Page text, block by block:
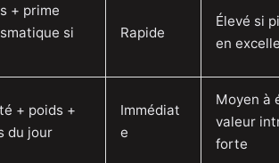
+ prime
si
Rapide
Élevé si
en
+ poids +
du jour
Immédiat
e
Moyen à
valeur
forte